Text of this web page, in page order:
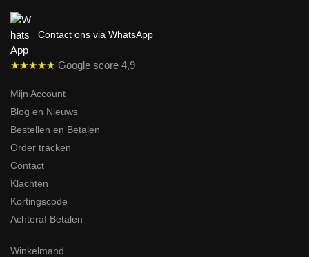
Contact ons via WhatsApp
★★★★★ Google score 4,9
Mijn Account
Blog en Nieuws
Bestellen en Betalen
Order tracken
Contact
Klachten
Kortingscode
Achteraf Betalen
Winkelmand